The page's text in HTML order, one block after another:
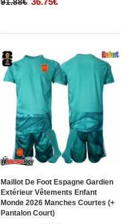
Maillot De Foot Espagne Gardien
Extérieur Vêtements Enfant
Monde 2026 Manches Courtes (+
Pantalon Court)